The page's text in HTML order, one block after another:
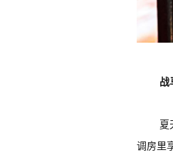
战
夏
调房里